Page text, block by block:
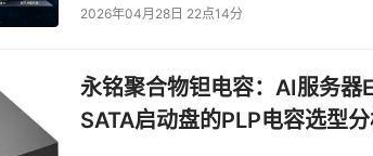
2026年04月28日 22点14分
永铭聚合物钽电容：AI服务
SATA启动盘的PLP电容选型